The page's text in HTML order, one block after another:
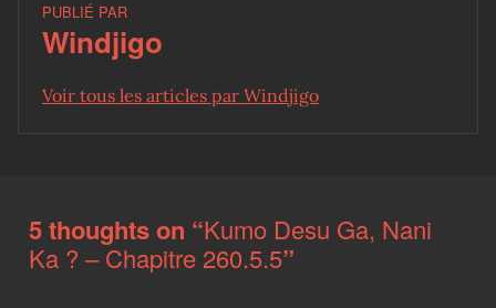
PUBLIÉ PAR
Windjigo
Voir tous les articles par Windjigo
5 thoughts on “Kumo Desu Ga, Nani
Ka ? – Chapitre 260.5.5”